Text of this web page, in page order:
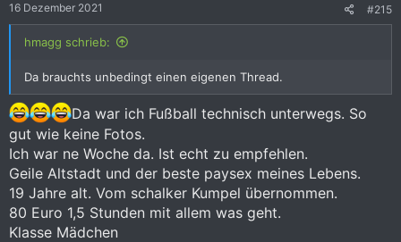
16 Dezember 2021 #215
hmagg schrieb:
Da brauchts unbedingt einen eigenen Thread.
Da war ich Fußball technisch unterwegs. So
gut wie keine Fotos.
Ich war ne Woche da. Ist echt zu empfehlen.
Geile Altstadt und der beste paysex meines Lebens.
19 Jahre alt. Vom schalker Kumpel übernommen.
80 Euro 1,5 Stunden mit allem was geht.
Klasse Mädchen